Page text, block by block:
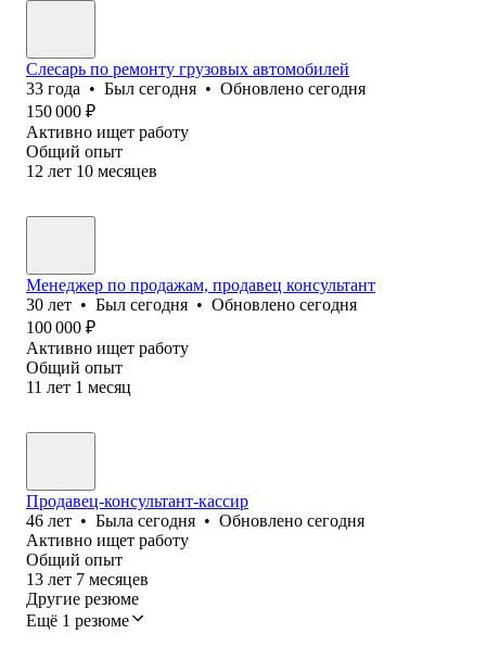
Слесарь по ремонту грузовых автомобилей
33 года • Был сегодня • Обновлено сегодня
150 000 ₽
Активно ищет работу
Общий опыт
12 лет 10 месяцев
Менеджер по продажам, продавец консультант
30 лет • Был сегодня • Обновлено сегодня
100 000 ₽
Активно ищет работу
Общий опыт
11 лет 1 месяц
Продавец-консультант-кассир
46 лет • Была сегодня • Обновлено сегодня
Активно ищет работу
Общий опыт
13 лет 7 месяцев
Другие резюме
Ещё 1 резюме